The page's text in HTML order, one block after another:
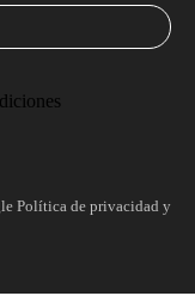
Política de privacidad y